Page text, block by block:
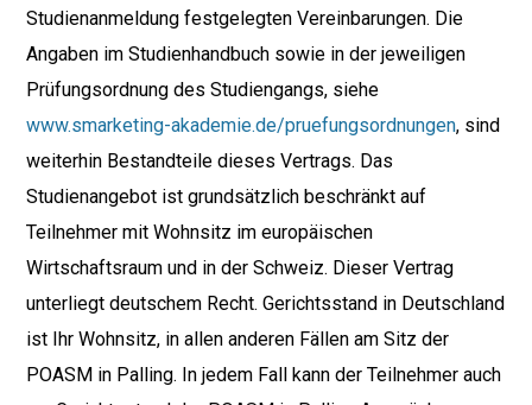
Studienanmeldung festgelegten Vereinbarungen. Die
Angaben im Studienhandbuch sowie in der jeweiligen
Prüfungsordnung des Studiengangs, siehe
www.smarketing-akademie.de/pruefungsordnungen, sind
weiterhin Bestandteile dieses Vertrags. Das
Studienangebot ist grundsätzlich beschränkt auf
Teilnehmer mit Wohnsitz im europäischen
Wirtschaftsraum und in der Schweiz. Dieser Vertrag
unterliegt deutschem Recht. Gerichtsstand in Deutschland
ist Ihr Wohnsitz, in allen anderen Fällen am Sitz der
POASM in Palling. In jedem Fall kann der Teilnehmer auch